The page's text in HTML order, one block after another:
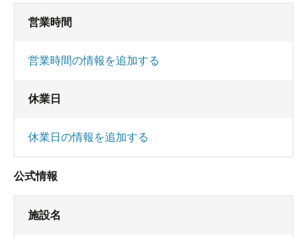
営業時間
営業時間の情報を追加する
休業日
休業日の情報を追加する
公式情報
施設名